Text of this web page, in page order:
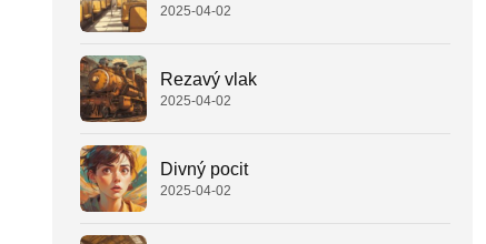
2025-04-02
Rezavý vlak
2025-04-02
Divný pocit
2025-04-02